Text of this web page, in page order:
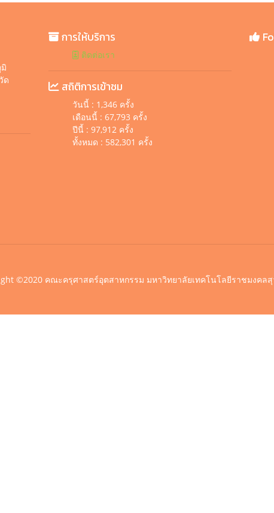
ด
การให้บริการ
ติดต่อเรา
สถิติการเข้าชม
วันนี้ : 1,346 ครั้ง
เดือนนี้ : 67,793 ครั้ง
ปีนี้ : 97,912 ครั้ง
ทั้งหมด : 582,301 ครั้ง
©2020 คณะครุศาสตร์อุตสาหกรรม มหาวิทยาลัยเทคโนโลยีราชมงคล